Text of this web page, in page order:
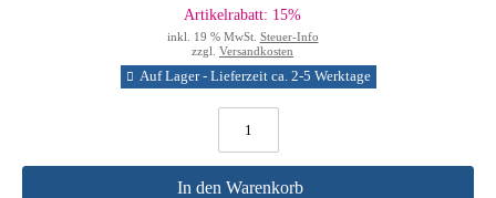
Artikelrabatt: 15%
inkl. 19 % MwSt. Steuer-Info
zzgl. Versandkosten
Auf Lager - Lieferzeit ca. 2-5 Werktage
In den Warenkorb